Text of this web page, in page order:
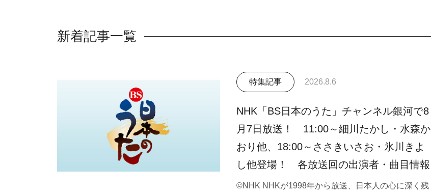
新着記事一覧
特集記事 2026.8.6
NHK「BS日本のうた」チャンネル銀河で8
月7日放送！ 11:00～細川たかし・水森か
おり他、18:00～ささきいさお・氷川きよ
し他登場！ 各放送回の出演者・曲目情報
©NHK NHKが1998年から放送、日本人の心に深く残